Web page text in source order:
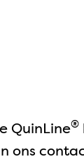
QuinLine®
ons